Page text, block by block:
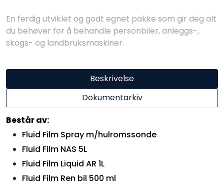
En ferdig utviklet og godt egnet pakke som gir deg alt
du behøver for å behandle personbiler, anleggs-,
skogs- og landbruksmaskiner.
Beskrivelse
Dokumentarkiv
Består av:
Fluid Film Spray m/hulromssonde
Fluid Film NAS 5L
Fluid Film Liquid AR 1L
Fluid Film Ren bil 500 ml